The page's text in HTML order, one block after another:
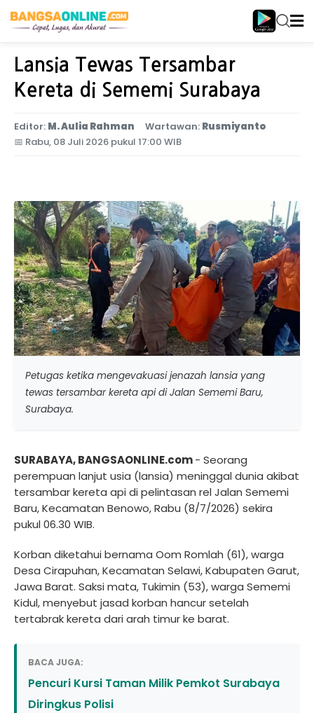
Home Jawa Timur
Lansia Tewas Tersambar
Kereta di Sememi Surabaya
Editor: M. Aulia Rahman Wartawan: Rusmiyanto
📅 Rabu, 08 Juli 2026 pukul 17:00 WIB
Petugas ketika mengevakuasi jenazah lansia yang
tewas tersambar kereta api di Jalan Sememi Baru,
Surabaya.
SURABAYA, BANGSAONLINE.com- Seorang
perempuan lanjut usia (lansia) meninggal dunia akibat
tersambar kereta api di pelintasan rel Jalan Sememi
Baru, Kecamatan Benowo, Rabu (8/7/2026) sekira
pukul 06.30 WIB.
Korban diketahui bernama Oom Romlah (61), warga
Desa Cirapuhan, Kecamatan Selawi, Kabupaten Garut,
Jawa Barat. Saksi mata, Tukimin (53), warga Sememi
Kidul, menyebut jasad korban hancur setelah
tertabrak kereta dari arah timur ke barat.
BACA JUGA:
Pencuri Kursi Taman Milik Pemkot Surabaya
Diringkus Polisi